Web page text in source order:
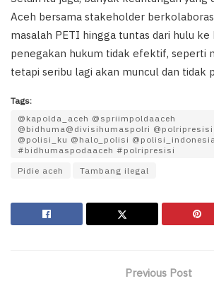
Aceh bersama stakeholder
masalah PETI hingga tuntas dari hulu ke
penegakan hukum tidak efektif, seperti
tetapi seribu lagi akan muncul dan tidak
Tags:
@kapolda_aceh @spriimpoldaaceh
@bidhuma@divisihumaspolri
@polisi_ku @halo_polisi @polisi_indonesia
#bidhumaspodaaceh #polripresisi
Pidie aceh
Tambang ilegal
Previous Post